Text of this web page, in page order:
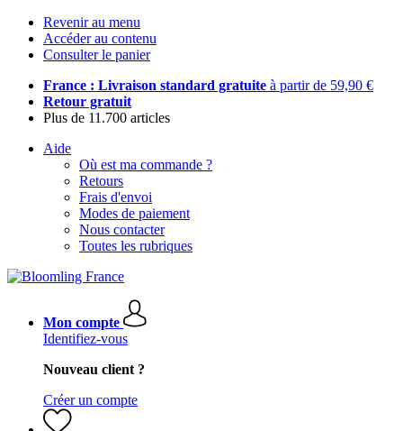
Revenir au menu
Accéder au contenu
Consulter le panier
France : Livraison standard gratuite à partir de 59,90 €
Retour gratuit
Plus de 11.700 articles
Aide
Où est ma commande ?
Retours
Frais d'envoi
Modes de paiement
Nous contacter
Toutes les rubriques
Mon compte
Identifiez-vous
Nouveau client ?
Créer un compte